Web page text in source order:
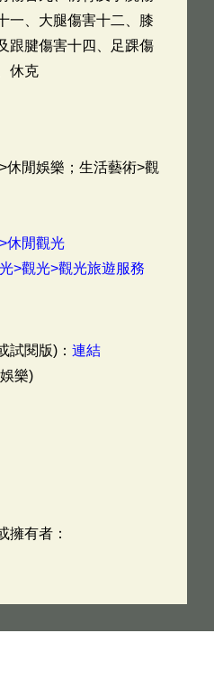
一、大腿傷害十二、膝
跟腱傷害十四、足踝傷
休克
休閒娛樂；生活藝術>觀
休閒觀光
>觀光>觀光旅遊服務
試閱版)： 連結
樂)
擁有者：